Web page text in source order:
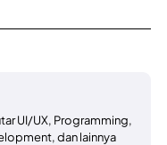
UI/UX, Programming,
dan lainnya